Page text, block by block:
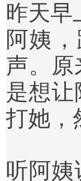
昨天早
阿姨
声。原
是想
打她，
听阿